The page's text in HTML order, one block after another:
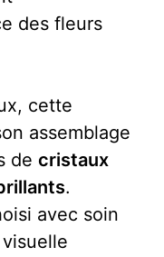
des fleurs
cette
assemblage
de cristaux
.
avec soin